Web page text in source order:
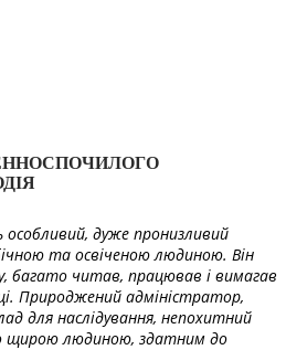
дуже пронизливий
та освіченою людиною. Він
багато читав, працював і вимагав
Природжений адміністратор,
для наслідування, непохитний
щирою людиною, здатним до